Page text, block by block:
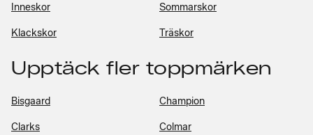
Inneskor Sommarskor
Klackskor Träskor
Upptäck fler toppmärken
Bisgaard Champion
Clarks Colmar